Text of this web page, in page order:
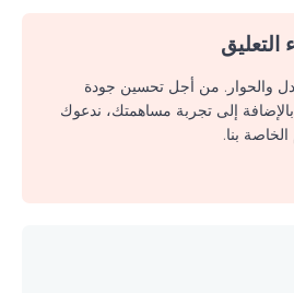
والحوار. من أجل تحسين جودة
بالإضافة إلى تجربة مساهمتك، ندعوك
بنا.